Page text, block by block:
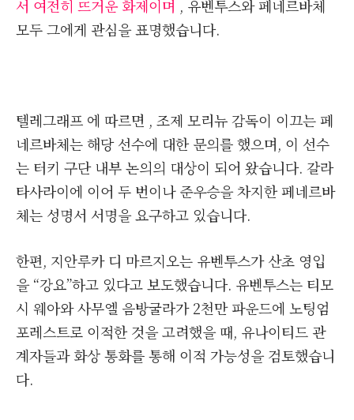
서 여전히 뜨거운 화제이며 , 유벤투스와 페네르바체
모두 그에게 관심을 표명했습니다.
텔레그래프 에 따르면 , 조제 모리뉴 감독이 이끄는 페
네르바체는 해당 선수에 대한 문의를 했으며, 이 선수
는 터키 구단 내부 논의의 대상이 되어 왔습니다. 갈라
타사라이에 이어 두 번이나 준우승을 차지한 페네르바
체는 성명서 서명을 요구하고 있습니다.
한편, 지안루카 디 마르지오는 유벤투스가 산초 영입
을 “강요”하고 있다고 보도했습니다. 유벤투스는 티모
시 웨아와 사무엘 음방굴라가 2천만 파운드에 노팅엄
포레스트로 이적한 것을 고려했을 때, 유나이티드 관
계자들과 화상 통화를 통해 이적 가능성을 검토했습니
다.